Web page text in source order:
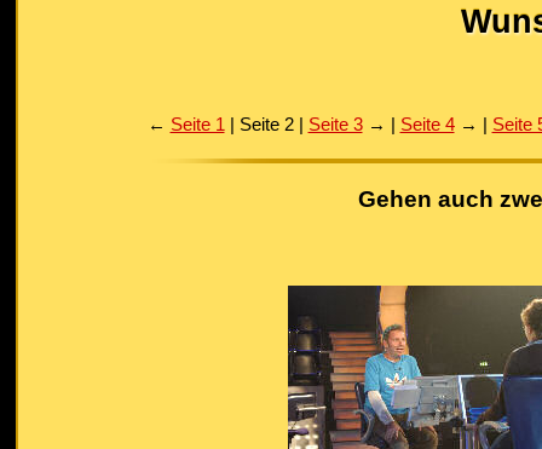
← Seite 1 | Seite 2 | Seite 3→ | Seite 4→ | Seite
Gehen auch